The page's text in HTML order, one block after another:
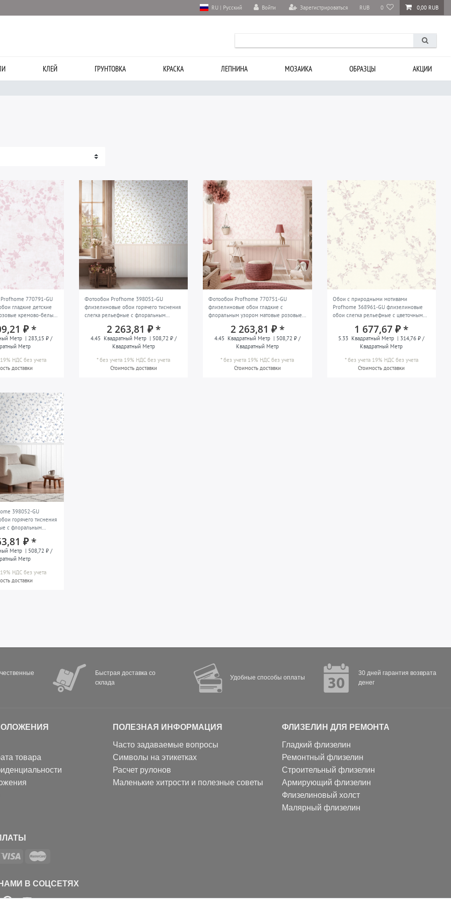
Войти Зарегистрироваться RUB 0 0,00 RUB
RU | Русский
КЛЕЙ ГРУНТОВКА КРАСКА ЛЕПНИНА МОЗАИКА ОБРАЗЦЫ АКЦИИ
770791-GU
гладкие детские
кремово-белые
₽ *
Метр | 283,15 ₽ /
Метр
19% НДСбез учета
доставки
Фотообои Profhome 398051-GU
флизелиновые обои горячего тиснения
слегка рельефные с флоральным
белые розовые зелёные 1,59 m x 2,8 m
2 263,81 ₽ *
4.45 Квадратный Метр | 508,72 ₽ /
Квадратный Метр
*без учета 19% НДС без учета
Стоимость доставки
Фотообои Profhome 770751-GU
флизелиновые обои гладкие с
флоральным узором матовые розовые
2 263,81 ₽ *
4.45 Квадратный Метр | 508,72 ₽ /
Квадратный Метр
*без учета 19% НДС без учета
Стоимость доставки
Обои с природными мотивами
Profhome 368961-GU флизелиновые
обои слегка рельефные с цветочным
кремово-белые 5,33 m2
1 677,67 ₽ *
5.33 Квадратный Метр | 314,76 ₽ /
Квадратный Метр
*без учета 19% НДСбез учета
Стоимость доставки
398052-GU
горячего тиснения
с флоральным
1,59 m x 2,8 m
₽ *
Метр | 508,72 ₽ /
Метр
19% НДСбез учета
доставки
Быстрая доставка со
склада
Удобные способы оплаты
30 дней гарантия возврата
денег
товара
ПОЛЕЗНАЯ ИНФОРМАЦИЯ
Часто задаваемые вопросы
Символы на этикетках
Расчет рулонов
Маленькие хитрости и полезные советы
ФЛИЗЕЛИН ДЛЯ РЕМОНТА
Гладкий флизелин
Ремонтный флизелин
Строительный флизелин
Армирующий флизелин
Флизелиновый холст
Малярный флизелин
В СОЦСЕТЯХ